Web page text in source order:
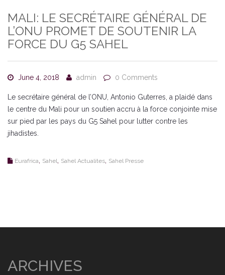
MALI: LE SECRÉTAIRE GÉNÉRAL DE
L’ONU PROMET DE SOUTENIR LA
FORCE DU G5 SAHEL
June 4, 2018 admin 0 Comments
Le secrétaire général de l’ONU, Antonio Guterres, a plaidé dans
le centre du Mali pour un soutien accru à la force conjointe mise
sur pied par les pays du G5 Sahel pour lutter contre les
jihadistes.
Eurafrica Sahel Sahel Actualites Sahel Presse
ARCHIVES